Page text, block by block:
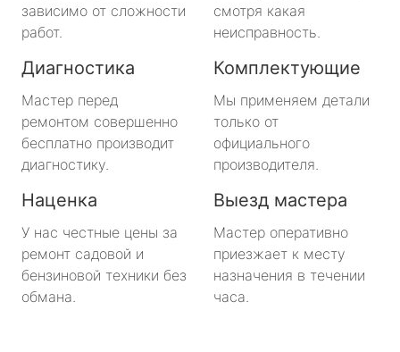
зависимо от сложности
работ.
смотря какая
неисправность.
Диагностика
Мастер перед
ремонтом совершенно
бесплатно производит
диагностику.
Комплектующие
Мы применяем детали
только от
официального
производителя.
Наценка
У нас честные цены за
ремонт садовой и
бензиновой техники без
обмана.
Выезд мастера
Мастер оперативно
приезжает к месту
назначения в течении
часа.